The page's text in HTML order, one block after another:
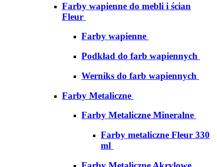
Farby wapienne do mebli i ścian
Fleur
Farby wapienne
Podkład do farb wapiennych
Werniks do farb wapiennych
Farby Metaliczne
Farby Metaliczne Mineralne
Farby metaliczne Fleur 330
ml